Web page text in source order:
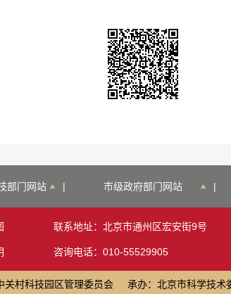
部门网站 | 市级政府部门网站 |
联系地址：北京市通州区宏安街9号
咨询电话：010-55529905
关村科技园区管理委员会 承办：北京市科学技术